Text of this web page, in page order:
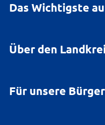
Das Wichtigste
Über den
Für unsere